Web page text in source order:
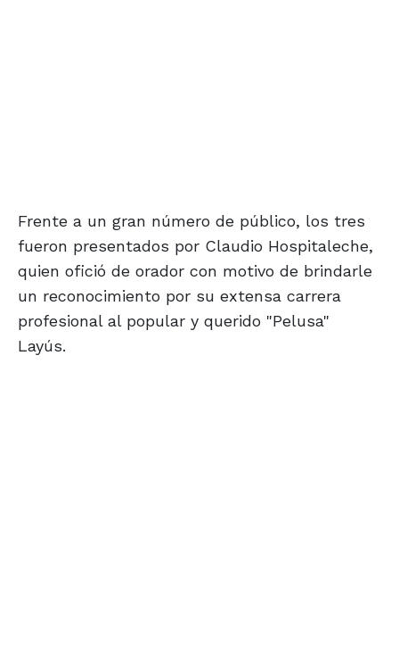
Frente a un gran número de público, los tres
fueron presentados por Claudio Hospitaleche,
quien ofició de orador con motivo de brindarle
un reconocimiento por su extensa carrera
profesional al popular y querido "Pelusa"
Layús.